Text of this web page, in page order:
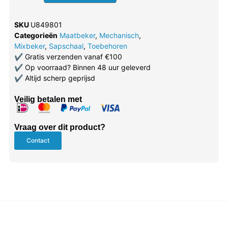
SKU U849801
Categorieën Maatbeker, Mechanisch,
Mixbeker, Sapschaal, Toebehoren
✔Gratis verzenden vanaf €100
✔Op voorraad? Binnen 48 uur geleverd
✔Altijd scherp geprijsd
Veilig betalen met
Vraag over dit product?
Contact